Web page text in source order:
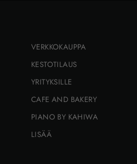
VERKKOKAUPPA
KESTOTILAUS
YRITYKSILLE
CAFE AND BAKERY
PIANO BY KAHIWA
LISÄÄ